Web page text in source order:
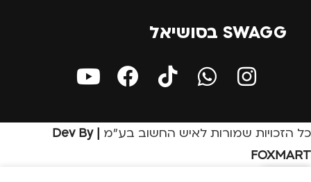
SWAGG בסושיאל
כל הזכויות שמורות לאיש החשוב בע״מ
| Dev By
FOXMART